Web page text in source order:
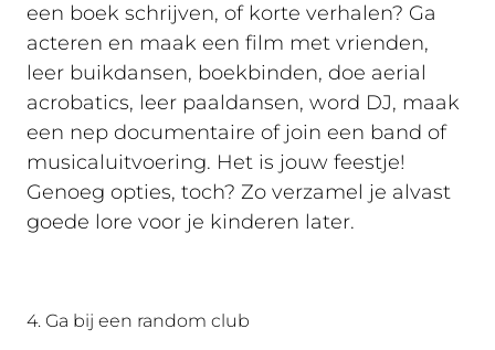
een boek schrijven, of korte verhalen? Ga
acteren en maak een film met vrienden,
leer buikdansen, boekbinden, doe aerial
acrobatics, leer paaldansen, word DJ, maak
een nep documentaire of join een band of
musicaluitvoering. Het is jouw feestje!
Genoeg opties, toch? Zo verzamel je alvast
goede lore voor je kinderen later.
4. Ga bij een random club